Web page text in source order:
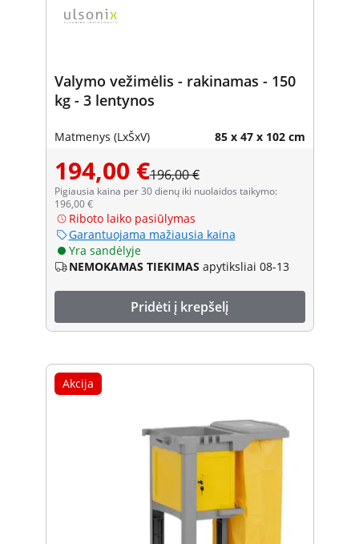
Valymo vežimėlis - rakinamas - 150
kg - 3 lentynos
Matmenys (LxŠxV) 85 x 47 x 102 cm
194,00 €196,00 €
Pigiausia kaina per 30 dienų iki nuolaidos taikymo:
196,00 €
Riboto laiko pasiūlymas
Garantuojama mažiausia kaina
Yra sandėlyje
NEMOKAMAS TIEKIMAS apytiksliai 08-13
Pridėti į krepšelį
Akcija